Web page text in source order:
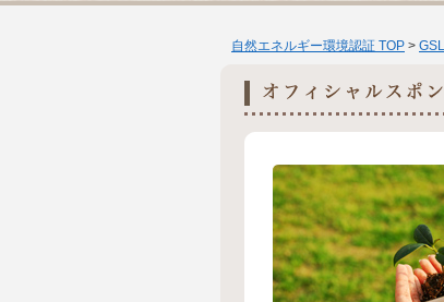
自然エネルギー環境認証 TOP >